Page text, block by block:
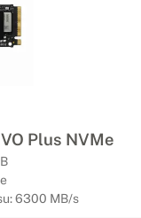
dátam
2,5" disku
vďaka čomu
zvládne aj
dát
Plus NVMe
6300 MB/s